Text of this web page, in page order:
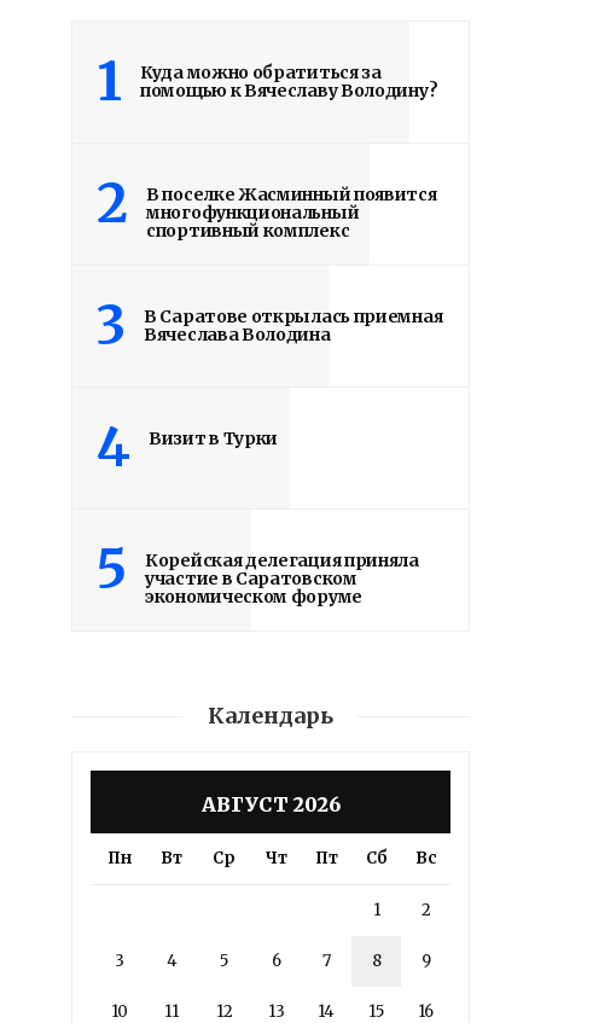
1
Куда можно обратиться за
помощью к Вячеславу Володину?
2
В поселке Жасминный появится
многофункциональный
спортивный комплекс
3
В Саратове открылась приемная
Вячеслава Володина
4 Визит в Турки
5
Корейская делегация приняла
участие в Саратовском
экономическом форуме
Календарь
АВГУСТ 2026
Пн Вт Ср Чт Пт Сб Вс
1 2
3 4 5 6 7 8 9
10 11 12 13 14 15 16